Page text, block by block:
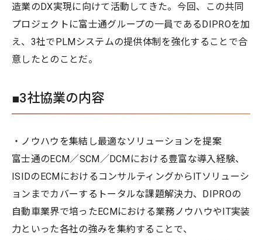
造業のDX実現に向けて活動してきた。今回、この共同
プロジェクトに富士通グループの一員であるDIPROを加
え、3社でPLMシステムの提供体制を強化することで合
意したとのことだ。
■3社協業の内容
・ノウハウを集結し最適なソリューションを提案
富士通のECM／SCM／DCMにおける豊富な導入経験、
ISIDのECMにおけるコンサルティングからITソリューシ
ョンまでカバーするトータルな課題解決力、DIPROの
自動車業界で培ったECMにおける業務ノウハウやIT実装
力といった各社の強みを集約することで、